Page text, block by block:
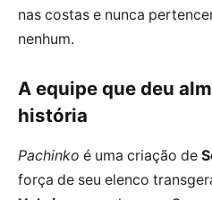
nas costas e nunca
nenhum.
A equipe que deu
história
Pachinko é uma criação de
força de seu elenco